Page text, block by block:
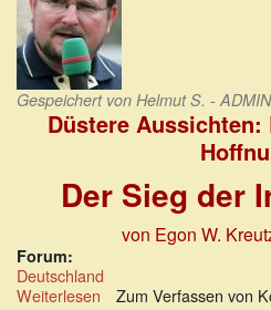
Gespeichert von Helmut S. - ADMIN
Düstere
Der Sieg der
von Egon W.
Forum:
Deutschland
Weiterlesen über
Zum Verfassen von